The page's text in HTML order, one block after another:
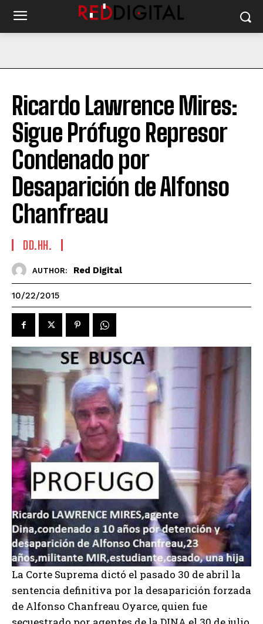
Ricardo Lawrence Mires:
Sigue Prófugo Represor
Condenado por
Desaparición de Alfonso
Chanfreau
DD.HH.
AUTHOR: Red Digital
10/22/2015
La Corte Suprema dictó el pasado 30 de abril la
sentencia definitiva por la desaparición forzada
de Alfonso Chanfreau Oyarce, quien fue